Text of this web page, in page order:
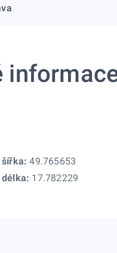
šířka: 49.765653
17.782229